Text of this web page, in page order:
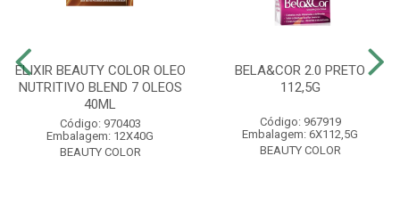
ELIXIR BEAUTY COLOR OLEO
NUTRITIVO BLEND 7 OLEOS
40ML
Código: 970403
Embalagem: 12X40G
BEAUTY COLOR
BELA&COR 2.0 PRETO
112,5G
Código: 967919
Embalagem: 6X112,5G
BEAUTY COLOR